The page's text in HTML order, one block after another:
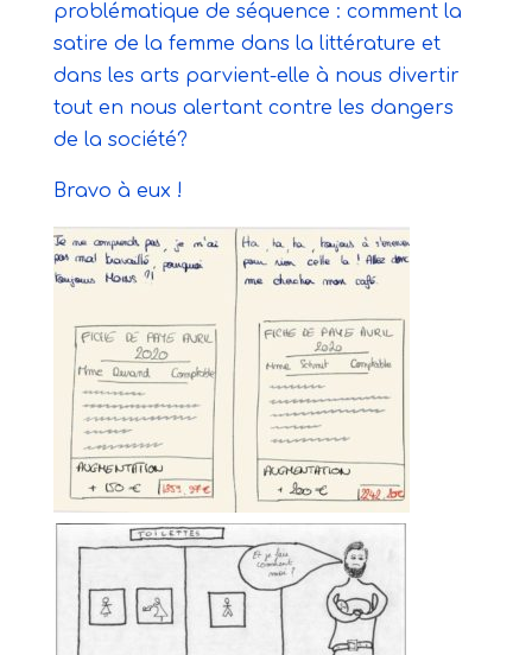
problématique de séquence : comment la
satire de la femme dans la littérature et
dans les arts parvient-elle à nous divertir
tout en nous alertant contre les dangers
de la société?
Bravo à eux !